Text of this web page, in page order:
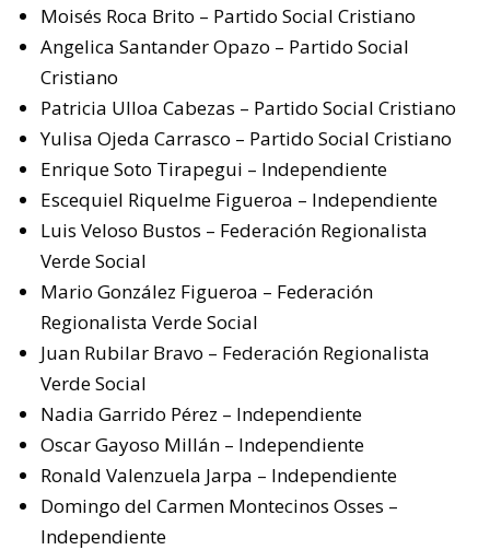
Moisés Roca Brito – Partido Social Cristiano
Angelica Santander Opazo – Partido Social
Cristiano
Patricia Ulloa Cabezas – Partido Social Cristiano
Yulisa Ojeda Carrasco – Partido Social Cristiano
Enrique Soto Tirapegui – Independiente
Escequiel Riquelme Figueroa – Independiente
Luis Veloso Bustos – Federación Regionalista
Verde Social
Mario González Figueroa – Federación
Regionalista Verde Social
Juan Rubilar Bravo – Federación Regionalista
Verde Social
Nadia Garrido Pérez – Independiente
Oscar Gayoso Millán – Independiente
Ronald Valenzuela Jarpa – Independiente
Domingo del Carmen Montecinos Osses –
Independiente